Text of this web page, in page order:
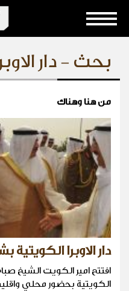
بحث - دار
من هنا وهناك
دار الاوبرا
افتتح امير الكويت الشيخ صباح
الكويتية بحضور محلي